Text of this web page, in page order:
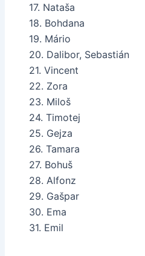
17. Nataša
18. Bohdana
19. Mário
20. Dalibor, Sebastián
21. Vincent
22. Zora
23. Miloš
24. Timotej
25. Gejza
26. Tamara
27. Bohuš
28. Alfonz
29. Gašpar
30. Ema
31. Emil